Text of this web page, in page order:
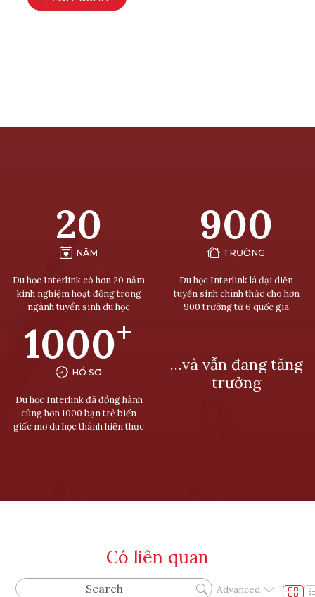
20
NĂM
Du học Interlink có hơn 20 năm
kinh nghiệm hoạt động trong
ngành tuyển sinh du học
900
TRƯỜNG
Du học Interlink là đại diện
tuyển sinh chính thức cho hơn
900 trường từ 6 quốc gia
1000+
HỒ SƠ
Du học Interlink đã đồng hành
cùng hơn 1000 bạn trẻ biến
giấc mơ du học thành hiện thực
…và vẫn đang tăng
trưởng
Có liên quan
Advanced